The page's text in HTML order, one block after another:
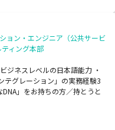
ョン・エンジニア（公共サービ
ィング本部
ジネスレベルの日本語能力 ・
テグレーション」の実務経験3
」をお持ちの方／持とうと